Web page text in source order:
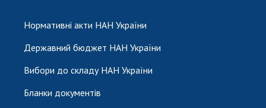
Нормативні акти НАН України
Державний бюджет НАН України
Вибори до складу НАН України
Бланки документів